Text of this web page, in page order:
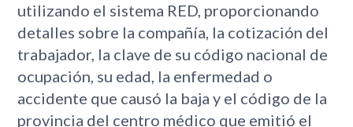
utilizando el sistema RED, proporcionando
detalles sobre la compañía, la cotización del
trabajador, la clave de su código nacional de
ocupación, su edad, la enfermedad o
accidente que causó la baja y el código de la
provincia del centro médico que emitió el